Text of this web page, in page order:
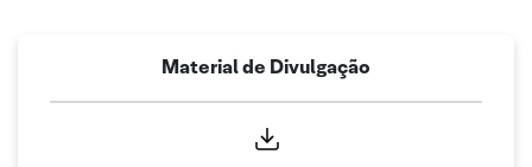
Material de Divulgação